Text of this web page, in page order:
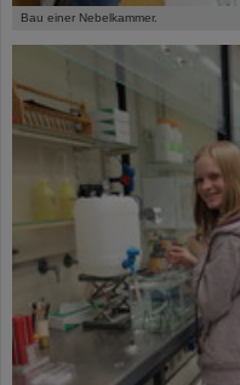
Bau einer Nebelkammer.